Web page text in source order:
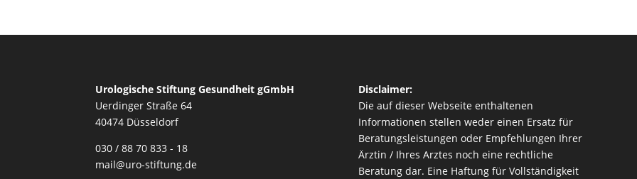
Urologische Stiftung Gesundheit gGmbH
Uerdinger Straße 64
40474 Düsseldorf
030 / 88 70 833 - 18
mail@uro-stiftung.de
Disclaimer:
Die auf dieser Webseite enthaltenen
Informationen stellen weder einen Ersatz für
Beratungsleistungen oder Empfehlungen Ihrer
Ärztin / Ihres Arztes noch eine rechtliche
Beratung dar. Eine Haftung für Vollständigkeit